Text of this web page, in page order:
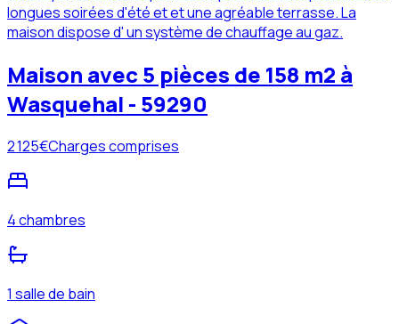
longues soirées d'été et et une agréable terrasse. La
maison dispose d' un système de chauffage au gaz.
Maison avec 5 pièces de 158 m2 à
Wasquehal - 59290
2 125€Charges comprises
4 chambres
1 salle de bain